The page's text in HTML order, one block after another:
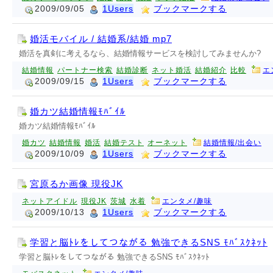
2009/09/05 1Users ブックマークする
婚活モバイル / 結婚系/結婚 mp7
婚活を真剣に考えるなら、結婚情報サービスを検討してみませんか?
結婚情報 パートナー検索 結婚診断 ネット婚活 結婚紹介 比較 エ
2009/09/15 1Users ブックマークする
婚カツ結婚情報ﾓﾊﾞｲﾙ
婚カツ結婚情報ﾓﾊﾞｲﾙ
婚カツ 結婚情報 婚活 結婚テスト オーネット 結婚情報/出会い
2009/10/09 1Users ブックマークする
宮原るか画像 現役JK
ネットアイドル 現役JK 茨城 水着 エンタメ/趣味
2009/10/13 1Users ブックマークする
学習と脳ﾄﾚをしてつながる 勉強できるSNS ﾓﾊﾞｽｸﾈｯﾄ
学習と脳ﾄﾚをしてつながる 勉強できるSNS ﾓﾊﾞｽｸﾈｯﾄ